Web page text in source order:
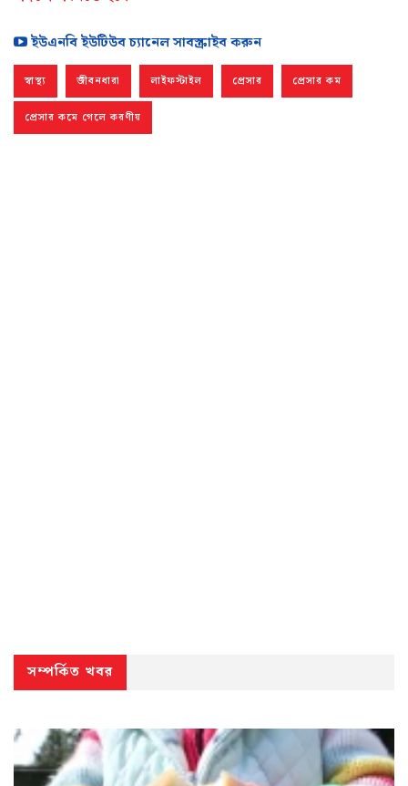
ইউএনবি ইউটিউব চ্যানেল সাবস্ক্রাইব করুন
স্বাস্থ্য জীবনধারা লাইফস্টাইল প্রেসার প্রেসার কম
প্রেসার কমে গেলে করণীয়
সম্পর্কিত খবর